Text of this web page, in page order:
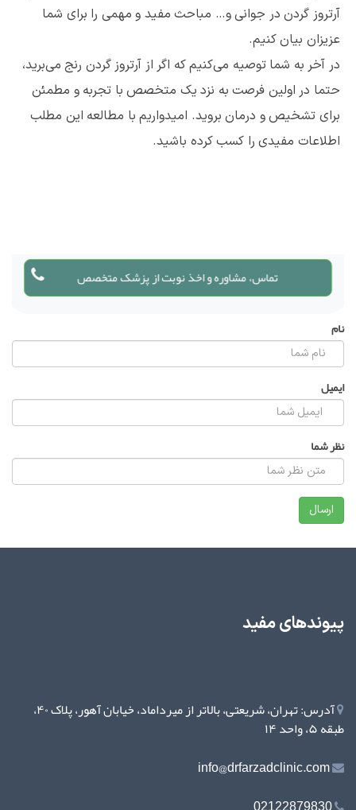
آرتروز گردن در جوانی و… مباحث مفید و مهمی را برای شما
عزیزان بیان کنیم.
در آخر به شما توصیه می‌کنیم که اگر از آرتروز گردن رنج می‌برید،
حتما در اولین فرصت به نزد یک متخصص با تجربه و مطمئن
برای تشخیص و درمان بروید. امیدواریم با مطالعه این مطلب
اطلاعات مفیدی را کسب کرده باشید.
تماس، مشاوره و اخذ نوبت از پزشک متخصص
نام
ایمیل
نظر شما
پیوندهای مفید
آدرس: تهران، شریعتی، بالاتر از میرداماد، خیابان آهور، پلاک ۴۰،
طبقه ۵، واحد ۱۴
info@drfarzadclinic.com